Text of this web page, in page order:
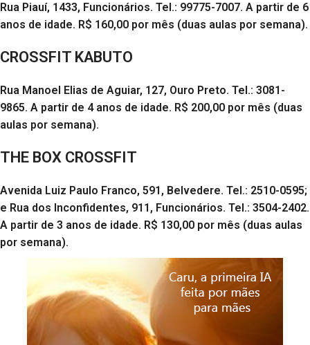
Rua Piauí, 1433, Funcionários. Tel.: 99775-7007. A partir de 6
anos de idade. R$ 160,00 por mês (duas aulas por semana).
CROSSFIT KABUTO
Rua Manoel Elias de Aguiar, 127, Ouro Preto. Tel.: 3081-
9865. A partir de 4 anos de idade. R$ 200,00 por mês (duas
aulas por semana).
THE BOX CROSSFIT
Avenida Luiz Paulo Franco, 591, Belvedere. Tel.: 2510-0595;
e Rua dos Inconfidentes, 911, Funcionários. Tel.: 3504-2402.
A partir de 3 anos de idade. R$ 130,00 por mês (duas aulas
por semana).